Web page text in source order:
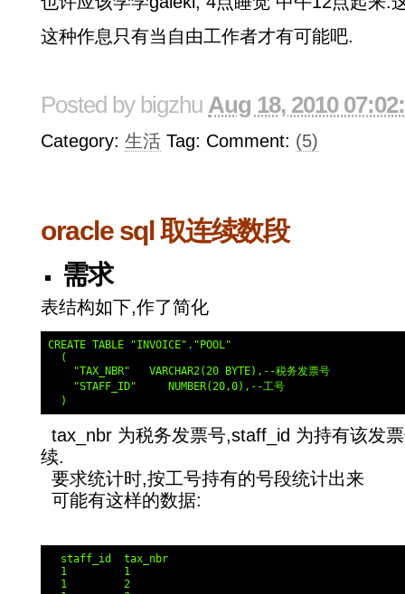
这种作息只有当自由工作者才有可能吧.
Posted by bigzhu Aug 18, 2010
Category: 生活 Tag: Comment: (5)
oracle sql 取连续数段
需求
表结构如下,作了简化
CREATE TABLE "INVOICE"."POOL"
  (
    "TAX_NBR"   VARCHAR2(20 BYTE),--税务发票号
    "STAFF_ID"     NUMBER(20,0),--工号
tax_nbr 为税务发票号,staff_id 为持有该发
续.
要求统计时,按工号持有的号段统计出来
可能有这样的数据:
  staff_id  tax_nbr
  1         1
  1         2